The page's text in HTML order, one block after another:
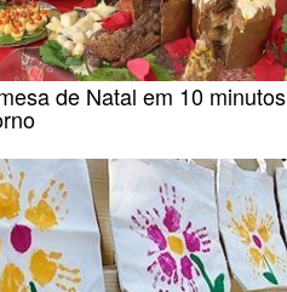
de Natal em 10 minutos